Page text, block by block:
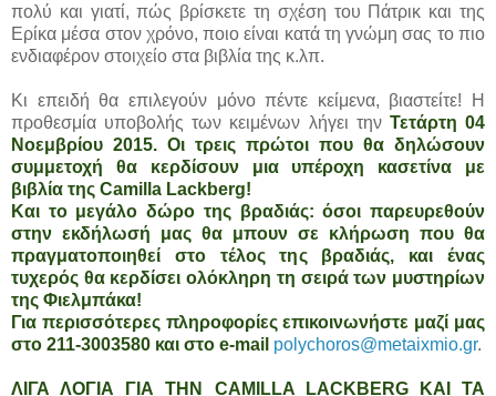
πολύ και γιατί, πώς βρίσκετε τη σχέση του Πάτρικ και της
Ερίκα μέσα στον χρόνο, ποιο είναι κατά τη γνώμη σας το πιο
ενδιαφέρον στοιχείο στα βιβλία της κ.λπ.
Κι επειδή θα επιλεγούν μόνο πέντε κείμενα, βιαστείτε! Η
προθεσμία υποβολής των κειμένων λήγει την Τετάρτη 04
Νοεμβρίου 2015. Οι τρεις πρώτοι που θα δηλώσουν
συμμετοχή θα κερδίσουν μια υπέροχη κασετίνα με
βιβλία της Camilla Lackberg!
Και το μεγάλο δώρο της βραδιάς: όσοι παρευρεθούν
στην εκδήλωσή μας θα μπουν σε κλήρωση που θα
πραγματοποιηθεί στο τέλος της βραδιάς, και ένας
τυχερός θα κερδίσει ολόκληρη τη σειρά των μυστηρίων
της Φιελμπάκα!
Για περισσότερες πληροφορίες επικοινωνήστε μαζί μας
στο 211-3003580 και στο e-mail polychoros@metaixmio.gr.
ΛΙΓΑ ΛΟΓΙΑ ΓΙΑ ΤΗΝ CAMILLA LACKBERG ΚΑΙ ΤΑ